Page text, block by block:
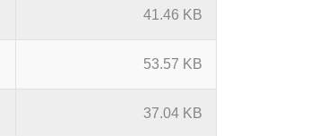
41.46 KB
53.57 KB
37.04 KB